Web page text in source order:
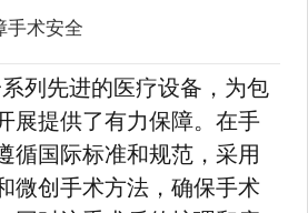
手术安全
列先进的医疗设备，为包
展提供了有力保障。在手
循国际标准和规范，采用
微创手术方法，确保手术